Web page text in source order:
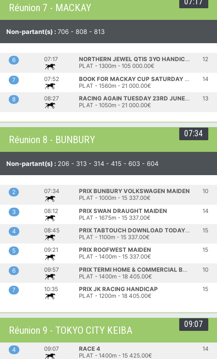
Réunion 7 - MACKAY
Non-partant(s) : 706 - 808 - 813
6 07:17
NORTHERN JEWEL QTIS 3YO HANDICAP
PLAT - 1300m - 105 000.00€
12
7 07:52
BOOK FOR MACKAY CUP SATURDAY 25TH JULY RATINGS BAND
PLAT - 1560m - 21 000.00€
14
8 08:27
RACING AGAIN TUESDAY 23RD JUNE OPEN HANDICAP
PLAT - 1050m - 21 000.00€
13
07:34
Réunion 8 - BUNBURY
Non-partant(s) : 206 - 313 - 314 - 415 - 603 - 604
2 07:34
PRIX BUNBURY VOLKSWAGEN MAIDEN
PLAT - 1000m - 15 337.00€
10
3 08:12
PRIX SWAN DRAUGHT MAIDEN
PLAT - 1675m - 15 337.00€
14
4 08:45
PRIX TABTOUCH DOWNLOAD TODAY MAIDEN
PLAT - 1100m - 15 337.00€
15
5 09:21
PRIX ROOFWEST MAIDEN
PLAT - 1400m - 15 337.00€
15
6 09:57
PRIX TERMI HOME & COMMERCIAL BUNBURY HANDICAP
PLAT - 1400m - 18 405.00€
10
7 10:35
PRIX JK RACING HANDICAP
PLAT - 1200m - 18 405.00€
15
09:07
Réunion 9 - TOKYO CITY KEIBA
4 09:07
RACE 4
PLAT - 1400m - 15 425.00€
14